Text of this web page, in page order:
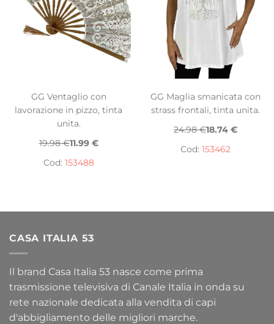
GG Ventaglio con
lavorazione in pizzo, tinta
unita.
19.98 €11.99 €
Cod: 153488
GG Maglia smanicata con
strass frontali, tinta unita.
24.98 €18.74 €
Cod: 153462
CASA ITALIA 53
Il brand Casa Italia 53 nasce come prima
trasmissione televisiva di Canale Italia in onda su
rete nazionale dedicata alla vendita di capi
d'abbigliamento delle migliori marche.